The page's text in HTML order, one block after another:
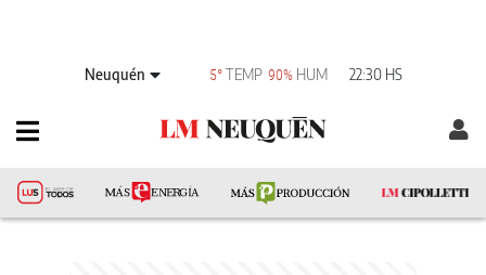
Neuquén 5° TEMP 90% HUM 22:30 HS